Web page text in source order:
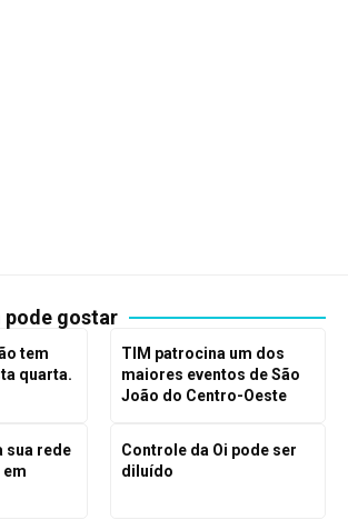
pode gostar
tem
quarta.
TIM patrocina um dos
maiores eventos de São
João do Centro-Oeste
sua rede
em
Controle da Oi pode ser
diluído